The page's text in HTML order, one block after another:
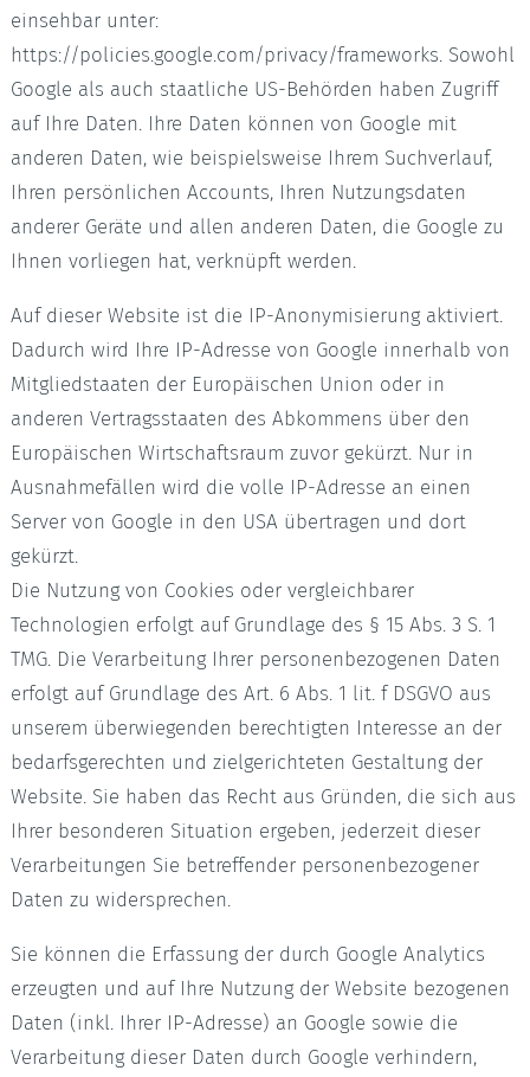
einsehbar unter:
https://policies.google.com/privacy/frameworks. Sowohl
Google als auch staatliche US-Behörden haben Zugriff
auf Ihre Daten. Ihre Daten können von Google mit
anderen Daten, wie beispielsweise Ihrem Suchverlauf,
Ihren persönlichen Accounts, Ihren Nutzungsdaten
anderer Geräte und allen anderen Daten, die Google zu
Ihnen vorliegen hat, verknüpft werden.
Auf dieser Website ist die IP-Anonymisierung aktiviert.
Dadurch wird Ihre IP-Adresse von Google innerhalb von
Mitgliedstaaten der Europäischen Union oder in
anderen Vertragsstaaten des Abkommens über den
Europäischen Wirtschaftsraum zuvor gekürzt. Nur in
Ausnahmefällen wird die volle IP-Adresse an einen
Server von Google in den USA übertragen und dort
gekürzt.
Die Nutzung von Cookies oder vergleichbarer
Technologien erfolgt auf Grundlage des § 15 Abs. 3 S. 1
TMG. Die Verarbeitung Ihrer personenbezogenen Daten
erfolgt auf Grundlage des Art. 6 Abs. 1 lit. f DSGVO aus
unserem überwiegenden berechtigten Interesse an der
bedarfsgerechten und zielgerichteten Gestaltung der
Website. Sie haben das Recht aus Gründen, die sich aus
Ihrer besonderen Situation ergeben, jederzeit dieser
Verarbeitungen Sie betreffender personenbezogener
Daten zu widersprechen.
Sie können die Erfassung der durch Google Analytics
erzeugten und auf Ihre Nutzung der Website bezogenen
Daten (inkl. Ihrer IP-Adresse) an Google sowie die
Verarbeitung dieser Daten durch Google verhindern,